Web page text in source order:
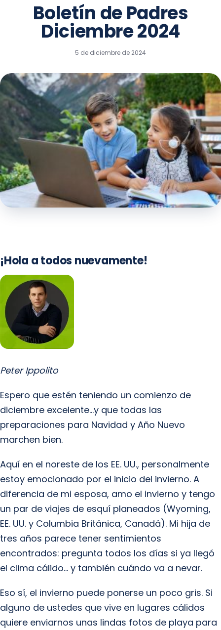
Boletín de Padres
Diciembre 2024
5 de diciembre de 2024
¡Hola a todos nuevamente!
Peter Ippolito
Espero que estén teniendo un comienzo de
diciembre excelente…y que todas las
preparaciones para Navidad y Año Nuevo
marchen bien.
Aquí en el noreste de los EE. UU., personalmente
estoy emocionado por el inicio del invierno. A
diferencia de mi esposa, amo el invierno y tengo
un par de viajes de esquí planeados (Wyoming,
EE. UU. y Columbia Británica, Canadá). Mi hija de
tres años parece tener sentimientos
encontrados: pregunta todos los días si ya llegó
el clima cálido… y también cuándo va a nevar.
Eso sí, el invierno puede ponerse un poco gris. Si
alguno de ustedes que vive en lugares cálidos
quiere enviarnos unas lindas fotos de playa para